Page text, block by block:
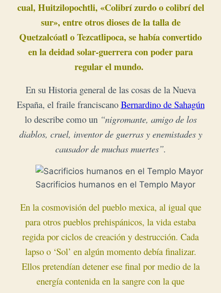
cual, Huitzilopochtli, «Colibrí zurdo o colibrí del
sur», entre otros dioses de la talla de
Quetzalcóatl o Tezcatlipoca, se había convertido
en la deidad solar-guerrera con poder para
regular el mundo.
En su Historia general de las cosas de la Nueva
España, el fraile franciscano Bernardino de Sahagún
lo describe como un“nigromante, amigo de los
diablos, cruel, inventor de guerras y enemistades y
causador de muchas muertes”.
Sacrificios humanos en el Templo Mayor
En la cosmovisión del pueblo mexica, al igual que
para otros pueblos prehispánicos, la vida estaba
regida por ciclos de creación y destrucción. Cada
lapso o ‘Sol’ en algún momento debía finalizar.
Ellos pretendían detener ese final por medio de la
energía contenida en la sangre con la que